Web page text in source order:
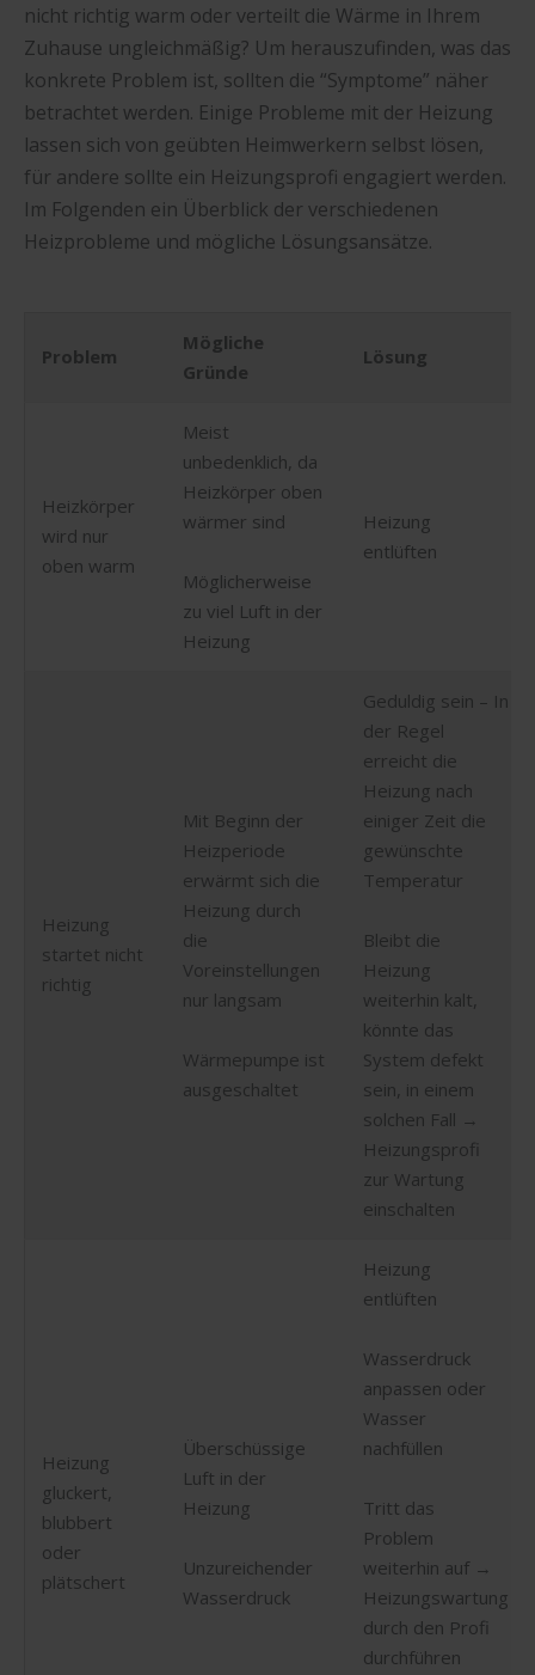
nicht richtig warm oder verteilt die Wärme in Ihrem
Zuhause ungleichmäßig? Um herauszufinden, was das
konkrete Problem ist, sollten die “Symptome” näher
betrachtet werden. Einige Probleme mit der Heizung
lassen sich von geübten Heimwerkern selbst lösen,
für andere sollte ein Heizungsprofi engagiert werden.
Im Folgenden ein Überblick der verschiedenen
Heizprobleme und mögliche Lösungsansätze.
Problem
Mögliche
Gründe
Lösung
Heizkörper
wird nur
oben warm
Meist
unbedenklich, da
Heizkörper oben
wärmer sind
Möglicherweise
zu viel Luft in der
Heizung
Heizung
entlüften
Heizung
startet nicht
richtig
Mit Beginn der
Heizperiode
erwärmt sich die
Heizung durch
die
Voreinstellungen
nur langsam
Wärmepumpe ist
ausgeschaltet
Geduldig sein – In
der Regel
erreicht die
Heizung nach
einiger Zeit die
gewünschte
Temperatur
Bleibt die
Heizung
weiterhin kalt,
könnte das
System defekt
sein, in einem
solchen Fall →
Heizungsprofi
zur Wartung
einschalten
Heizung
gluckert,
blubbert
oder
plätschert
Überschüssige
Luft in der
Heizung
Unzureichender
Wasserdruck
Heizung
entlüften
Wasserdruck
anpassen oder
Wasser
nachfüllen
Tritt das
Problem
weiterhin auf →
Heizungswartung
durch den Profi
durchführen